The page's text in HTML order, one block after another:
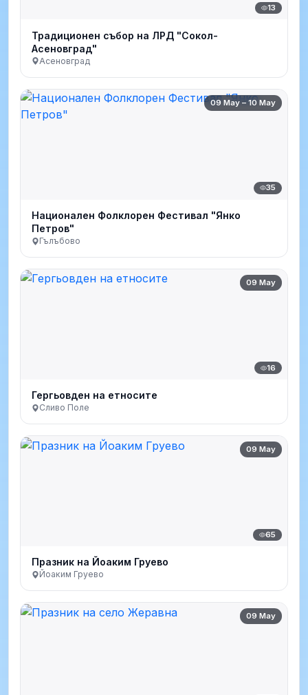
13
Традиционен събор на ЛРД "Сокол-
Асеновград"
Асеновград
09 May – 10 May
35
Национален Фолклорен Фестивал "Янко
Петров"
Гълъбово
09 May
16
Гергьовден на етносите
Сливо Поле
09 May
65
Празник на Йоаким Груево
Йоаким Груево
09 May